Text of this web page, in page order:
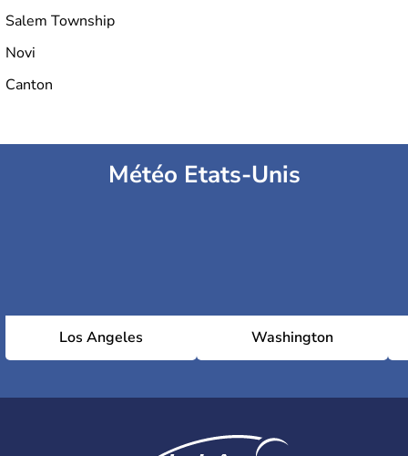
Salem Township
Novi
Canton
Météo Etats-Unis
Los Angeles Washington